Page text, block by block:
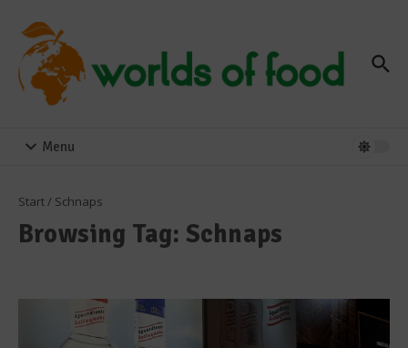
Menu
Start/ Schnaps
Browsing Tag: Schnaps